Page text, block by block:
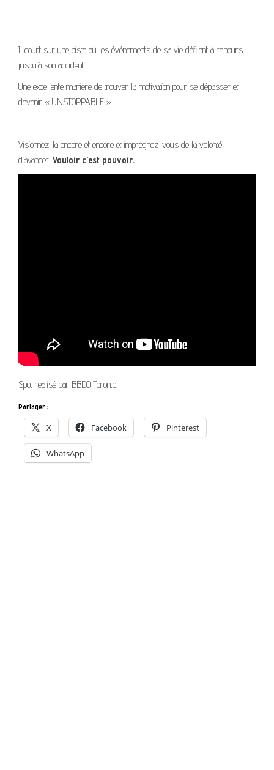
Il court sur une piste où les événements de sa vie défilent à rebours
jusqu’à son accident.
Une excellente manière de trouver la motivation pour se dépasser et
devenir « UNSTOPPABLE ».
Visionnez-la encore et encore et imprégnez-vous de la volonté
d’avancer. Vouloir c’est pouvoir.
Spot réalisé par BBDO Toronto.
Partager :
X Facebook Pinterest
WhatsApp